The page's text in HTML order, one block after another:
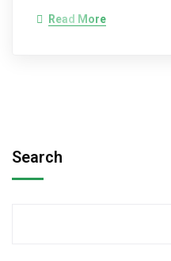
Read More
Search